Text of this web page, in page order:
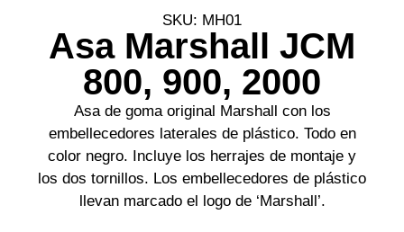
SKU: MH01
Asa Marshall JCM
800, 900, 2000
Asa de goma original Marshall con los
embellecedores laterales de plástico. Todo en
color negro. Incluye los herrajes de montaje y
los dos tornillos. Los embellecedores de plástico
llevan marcado el logo de ‘Marshall’.